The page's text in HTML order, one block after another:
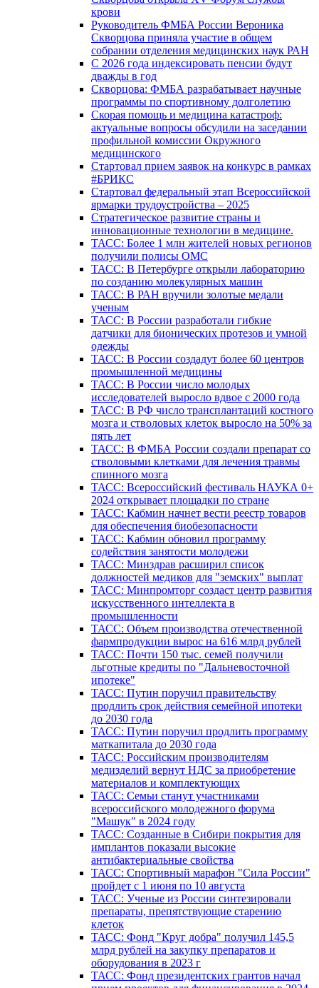
крови
Руководитель ФМБА России Вероника
Скворцова приняла участие в общем
собрании отделения медицинских наук РАН
С 2026 года индексировать пенсии будут
дважды в год
Скворцова: ФМБА разрабатывает научные
программы по спортивному долголетию
Скорая помощь и медицина катастроф:
актуальные вопросы обсудили на заседании
профильной комиссии Окружного
медицинского
Стартовал прием заявок на конкурс в рамках
#БРИКС
Стартовал федеральный этап Всероссийской
ярмарки трудоустройства – 2025
Стратегическое развитие страны и
инновационные технологии в медицине.
ТАСС: Более 1 млн жителей новых регионов
получили полисы ОМС
ТАСС: В Петербурге открыли лабораторию
по созданию молекулярных машин
ТАСС: В РАН вручили золотые медали
ученым
ТАСС: В России разработали гибкие
датчики для бионических протезов и умной
одежды
ТАСС: В России создадут более 60 центров
промышленной медицины
ТАСС: В России число молодых
исследователей выросло вдвое с 2000 года
ТАСС: В РФ число трансплантаций костного
мозга и стволовых клеток выросло на 50% за
пять лет
ТАСС: В ФМБА России создали препарат со
стволовыми клетками для лечения травмы
спинного мозга
ТАСС: Всероссийский фестиваль НАУКА 0+
2024 открывает площадки по стране
ТАСС: Кабмин начнет вести реестр товаров
для обеспечения биобезопасности
ТАСС: Кабмин обновил программу
содействия занятости молодежи
ТАСС: Минздрав расширил список
должностей медиков для "земских" выплат
ТАСС: Минпромторг создаст центр развития
искусственного интеллекта в
промышленности
ТАСС: Объем производства отечественной
фармпродукции вырос на 616 млрд рублей
ТАСС: Почти 150 тыс. семей получили
льготные кредиты по "Дальневосточной
ипотеке"
ТАСС: Путин поручил правительству
продлить срок действия семейной ипотеки
до 2030 года
ТАСС: Путин поручил продлить программу
маткапитала до 2030 года
ТАСС: Российским производителям
медизделий вернут НДС за приобретение
материалов и комплектующих
ТАСС: Семьи станут участниками
всероссийского молодежного форума
"Машук" в 2024 году
ТАСС: Созданные в Сибири покрытия для
имплантов показали высокие
антибактериальные свойства
ТАСС: Спортивный марафон "Сила России"
пройдет с 1 июня по 10 августа
ТАСС: Ученые из России синтезировали
препараты, препятствующие старению
клеток
ТАСС: Фонд "Круг добра" получил 145,5
млрд рублей на закупку препаратов и
оборудования в 2023 г
ТАСС: Фонд президентских грантов начал